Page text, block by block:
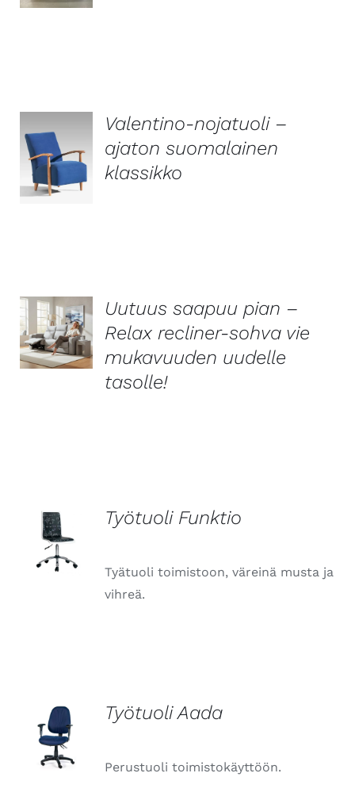
LISÄTIEDOT
Valentino-nojatuoli –
ajaton suomalainen
klassikko
LISÄTIEDOT
Uutuus saapuu pian –
Relax recliner-sohva vie
mukavuuden uudelle
tasolle!
LISÄTIEDOT
Työtuoli Funktio
Tyätuoli toimistoon, väreinä musta ja
vihreä.
LISÄTIEDOT
Työtuoli Aada
Perustuoli toimistokäyttöön.